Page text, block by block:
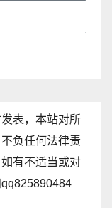
表，本站对所
负任何法律责
有不适当或对